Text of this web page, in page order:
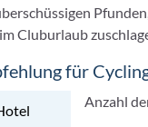
Cluburlaub
für
Anzahl